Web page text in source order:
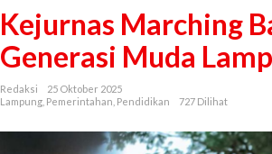
r
a
s
a
r
Kejurnas Marching
Generasi Muda
Redaksi
25 Oktober 2025
Lampung Pemerintahan Pendidikan 727 Dilihat